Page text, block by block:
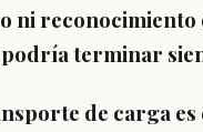
ni
terminar
de carga